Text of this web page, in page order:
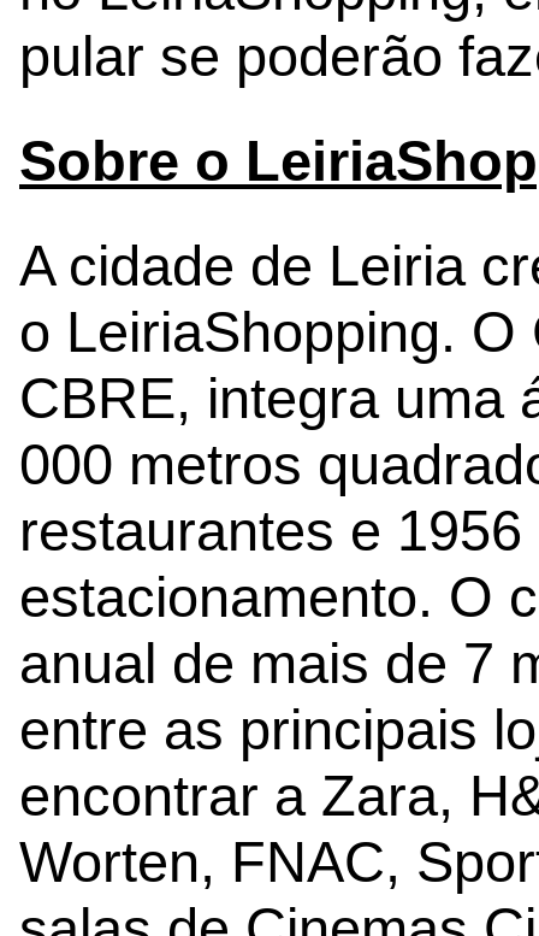
pular se poderão
Sobre o
A cidade de Leiria
o LeiriaShopping.
CBRE, integra uma
000 metros
restaurantes e
estacionamento. O
anual de mais de 7
entre as principais
encontrar a Zara,
Worten, FNAC,